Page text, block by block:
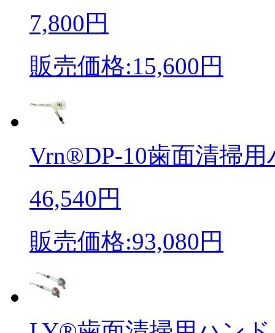
7,800円
販売価格:15,600円
Vrn®DP-10歯面清掃
46,540円
販売価格:93,080円